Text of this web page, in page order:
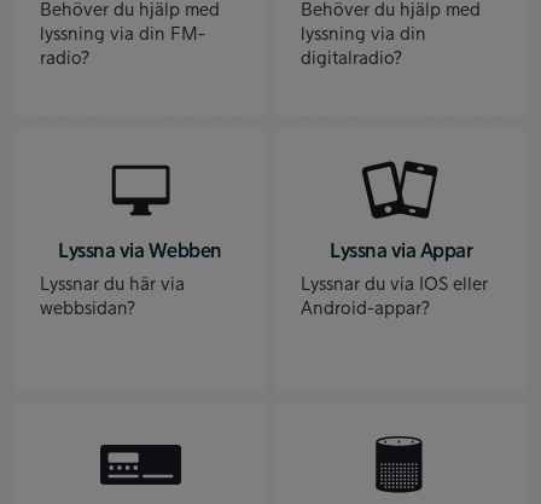
Behöver du hjälp med
lyssning via din FM-
radio?
Behöver du hjälp med
lyssning via din
digitalradio?
Lyssna via Webben
Lyssnar du här via
webbsidan?
Lyssna via Appar
Lyssnar du via IOS eller
Android-appar?